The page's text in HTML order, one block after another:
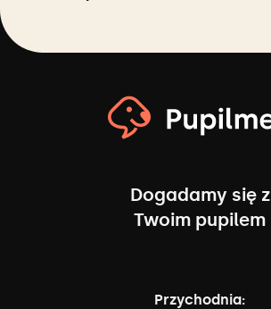
Dogadamy się z
Twoim pupilem
Przychodnia: